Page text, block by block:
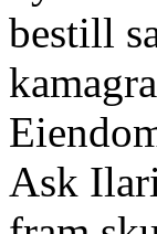
bestill
Ask